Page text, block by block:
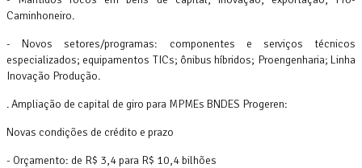
Caminhoneiro.
- Novos setores/programas: componentes e serviços técnicos
especializados; equipamentos TICs; ônibus híbridos; Proengenharia; Linha
Inovação Produção.
. Ampliação de capital de giro para MPMEs BNDES Progeren:
Novas condições de crédito e prazo
- Orçamento: de R$ 3,4 para R$ 10,4 bilhões